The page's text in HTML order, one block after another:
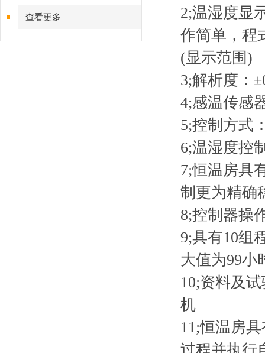
查看更多
2;温湿度显
作简单，程
(显示范围)
3;解析度：
4;感温传感
5;控制方式
6;温湿度控
7;恒温房具
制更为精确
8;控制器操
9;具有10组
大值为99小
10;资料及
机
11;恒温房